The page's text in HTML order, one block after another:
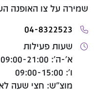
שמירה על צו האופנה
04-8322523
שעות פעילות
א'-ה': 09:00-21:00
ו': 09:00-15:00
מוצ"ש: חצי שעה